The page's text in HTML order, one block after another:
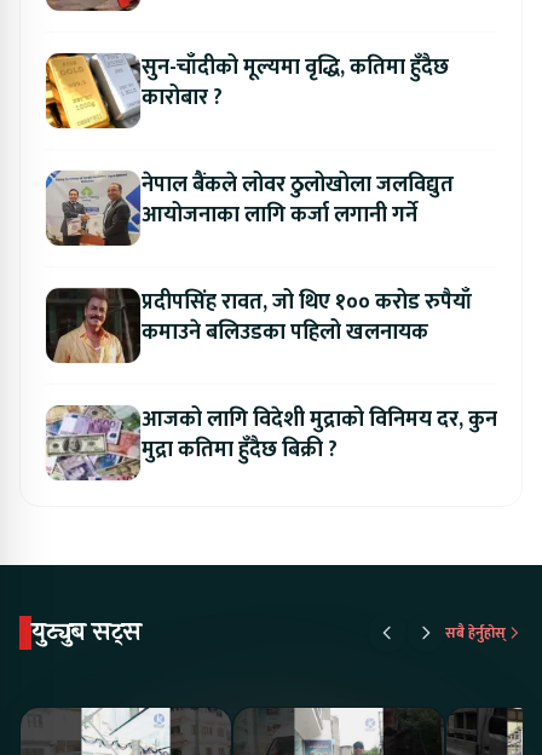
सुन-चाँदीको मूल्यमा वृद्धि, कतिमा हुँदैछ
कारोबार ?
नेपाल बैंकले लोवर ठुलोखोला जलविद्युत
आयोजनाका लागि कर्जा लगानी गर्ने
प्रदीपसिंह रावत, जो थिए १०० करोड रुपैयाँ
कमाउने बलिउडका पहिलो खलनायक
आजको लागि विदेशी मुद्राको विनिमय दर, कुन
मुद्रा कतिमा हुँदैछ बिक्री ?
युट्युब सट्स सबै हेर्नुहोस्